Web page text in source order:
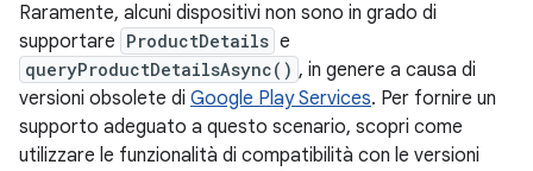
Raramente, alcuni dispositivi non sono in grado di
supportare ProductDetails e
queryProductDetailsAsync() , in genere a causa di
versioni obsolete di Google Play Services. Per fornire un
supporto adeguato a questo scenario, scopri come
utilizzare le funzionalità di compatibilità con le versioni